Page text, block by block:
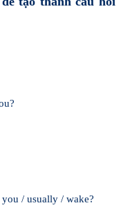
/ usually / wake?